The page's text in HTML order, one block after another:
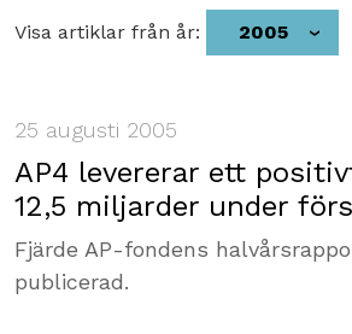
Visa artiklar från år: 2005
25 augusti 2005
AP4 levererar ett
12,5 miljarder under
Fjärde AP-fondens
publicerad.